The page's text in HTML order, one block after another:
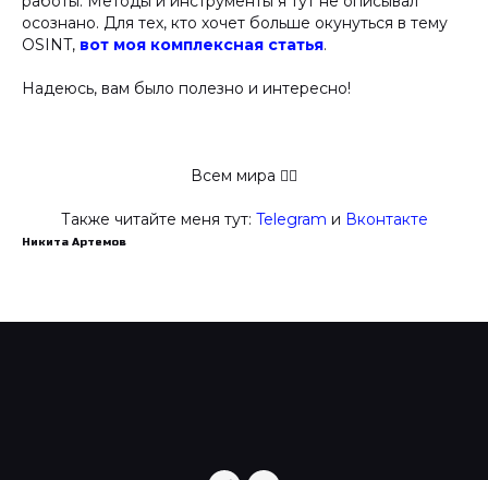
осознано. Для тех, кто хочет больше окунуться в тему
OSINT, вот моя комплексная статья.
Надеюсь, вам было полезно и интересно!
Всем мира ✋🏻
Также читайте меня тут: Telegram и Вконтакте
Никита Артемов